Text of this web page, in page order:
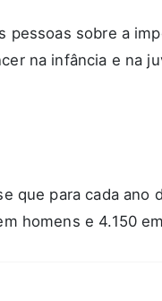
sobre a
na infância e na
que para cada ano
homens e 4.150